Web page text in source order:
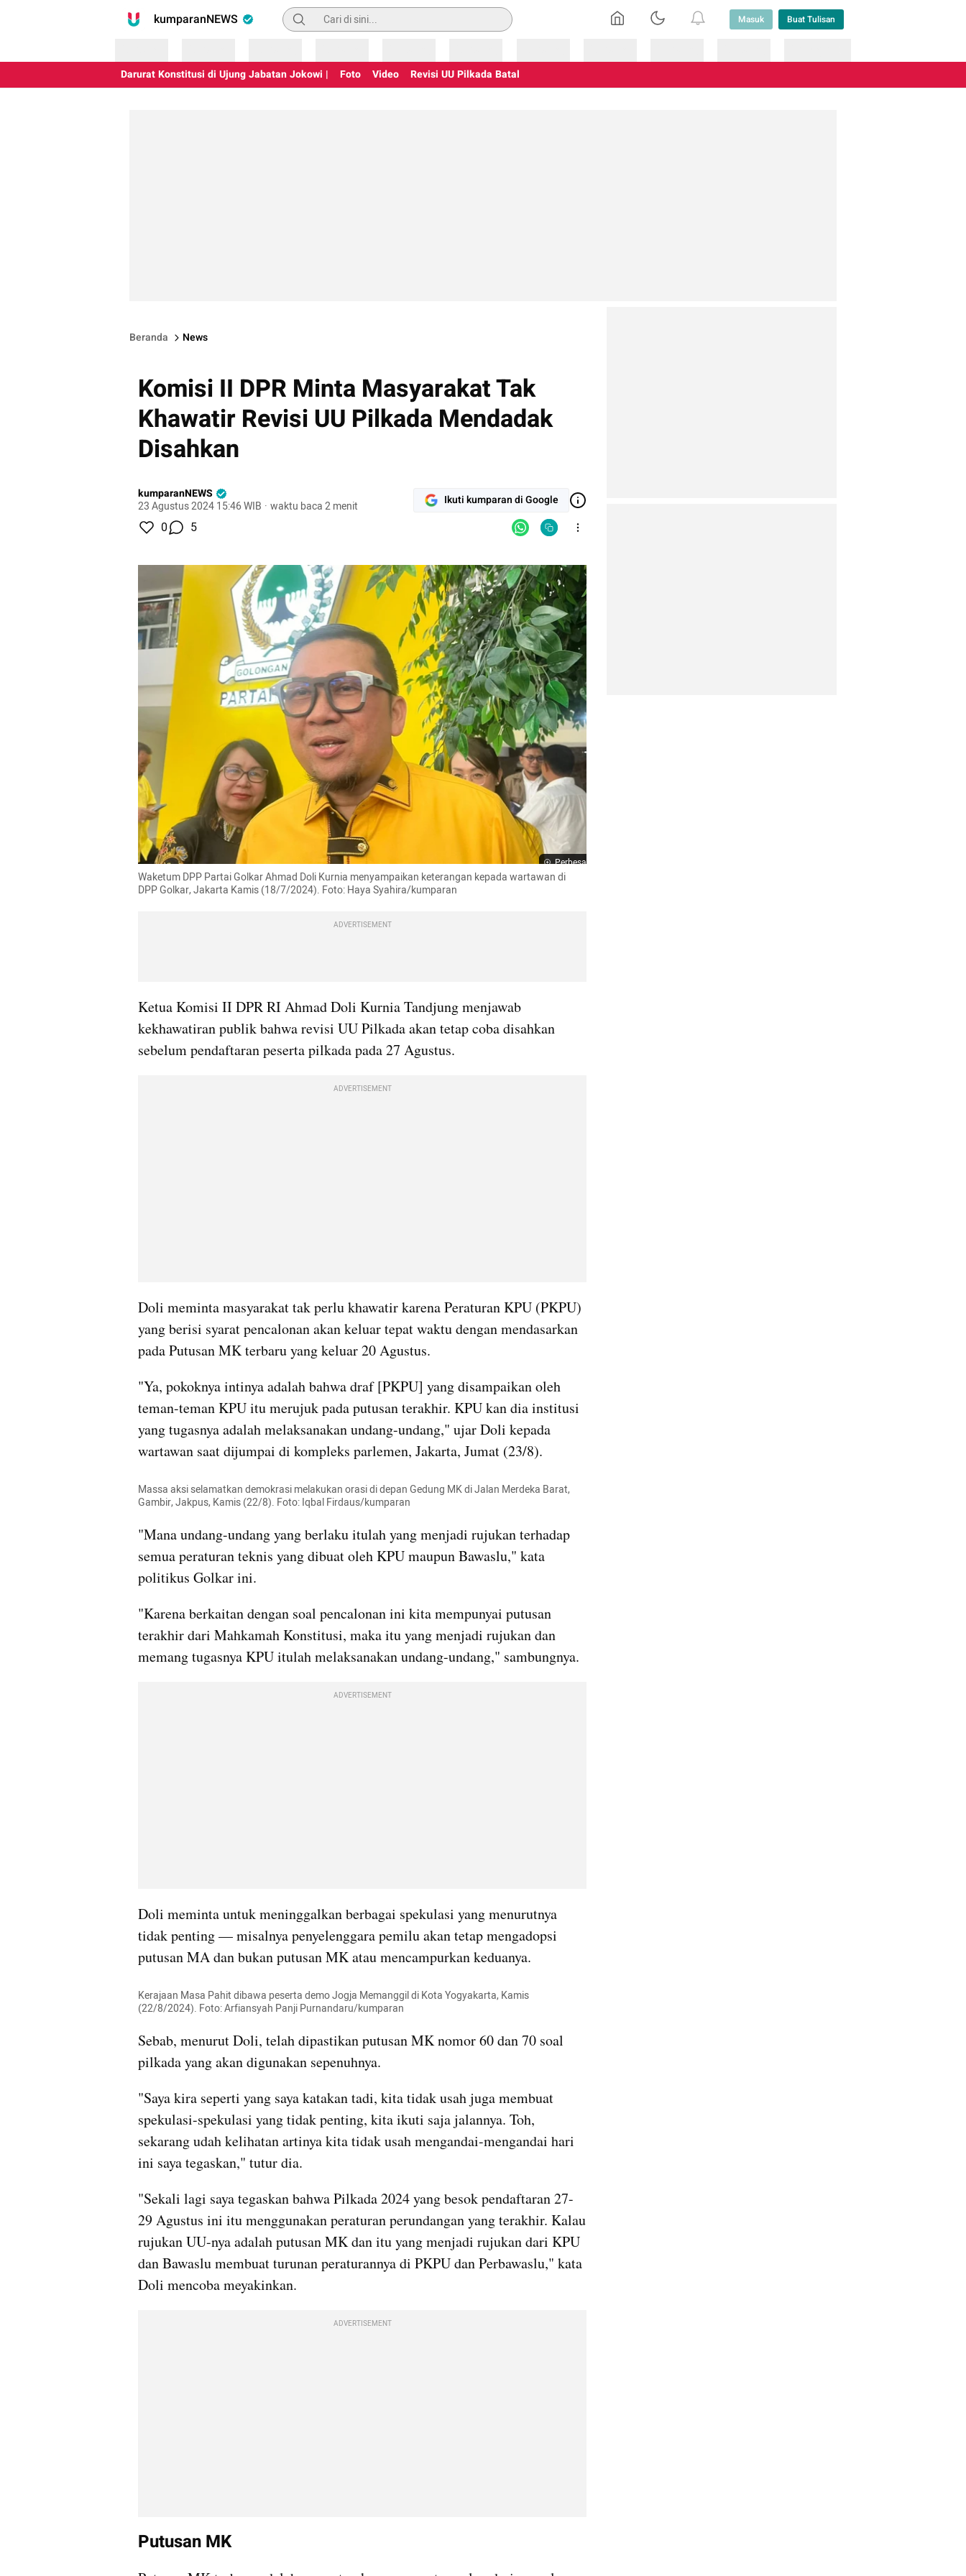
kumparanNEWS Pencarian Masuk Buat Tulisan
Darurat Konstitusi di Ujung Jabatan Jokowi | Foto Video Revisi UU Pilkada Batal
Beranda News
Komisi II DPR Minta Masyarakat Tak
Khawatir Revisi UU Pilkada Mendadak
Disahkan
kumparanNEWS
23 Agustus 2024 15:46 WIB · waktu baca 2 menit Ikuti kumparan di Google
0 5
Perbesar
Waketum DPP Partai Golkar Ahmad Doli Kurnia menyampaikan keterangan kepada wartawan di
DPP Golkar, Jakarta Kamis (18/7/2024). Foto: Haya Syahira/kumparan
ADVERTISEMENT
Ketua Komisi II DPR RI Ahmad Doli Kurnia Tandjung menjawab
kekhawatiran publik bahwa revisi UU Pilkada akan tetap coba disahkan
sebelum pendaftaran peserta pilkada pada 27 Agustus.
ADVERTISEMENT
Doli meminta masyarakat tak perlu khawatir karena Peraturan KPU (PKPU)
yang berisi syarat pencalonan akan keluar tepat waktu dengan mendasarkan
pada Putusan MK terbaru yang keluar 20 Agustus.
"Ya, pokoknya intinya adalah bahwa draf [PKPU] yang disampaikan oleh
teman-teman KPU itu merujuk pada putusan terakhir. KPU kan dia institusi
yang tugasnya adalah melaksanakan undang-undang," ujar Doli kepada
wartawan saat dijumpai di kompleks parlemen, Jakarta, Jumat (23/8).
Massa aksi selamatkan demokrasi melakukan orasi di depan Gedung MK di Jalan Merdeka Barat,
Gambir, Jakpus, Kamis (22/8). Foto: Iqbal Firdaus/kumparan
"Mana undang-undang yang berlaku itulah yang menjadi rujukan terhadap
semua peraturan teknis yang dibuat oleh KPU maupun Bawaslu," kata
politikus Golkar ini.
"Karena berkaitan dengan soal pencalonan ini kita mempunyai putusan
terakhir dari Mahkamah Konstitusi, maka itu yang menjadi rujukan dan
memang tugasnya KPU itulah melaksanakan undang-undang," sambungnya.
ADVERTISEMENT
Doli meminta untuk meninggalkan berbagai spekulasi yang menurutnya
tidak penting — misalnya penyelenggara pemilu akan tetap mengadopsi
putusan MA dan bukan putusan MK atau mencampurkan keduanya.
Kerajaan Masa Pahit dibawa peserta demo Jogja Memanggil di Kota Yogyakarta, Kamis
(22/8/2024). Foto: Arfiansyah Panji Purnandaru/kumparan
Sebab, menurut Doli, telah dipastikan putusan MK nomor 60 dan 70 soal
pilkada yang akan digunakan sepenuhnya.
"Saya kira seperti yang saya katakan tadi, kita tidak usah juga membuat
spekulasi-spekulasi yang tidak penting, kita ikuti saja jalannya. Toh,
sekarang udah kelihatan artinya kita tidak usah mengandai-mengandai hari
ini saya tegaskan," tutur dia.
"Sekali lagi saya tegaskan bahwa Pilkada 2024 yang besok pendaftaran 27-
29 Agustus ini itu menggunakan peraturan perundangan yang terakhir. Kalau
rujukan UU-nya adalah putusan MK dan itu yang menjadi rujukan dari KPU
dan Bawaslu membuat turunan peraturannya di PKPU dan Perbawaslu," kata
Doli mencoba meyakinkan.
ADVERTISEMENT
Putusan MK